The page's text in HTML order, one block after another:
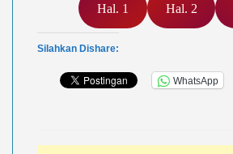
Hal. 1 Hal. 2
Silahkan Dishare:
WhatsApp